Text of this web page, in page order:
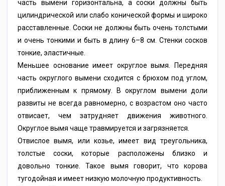
часть вымени горизонтальна, а соски должны быть
цилиндрической или слабо конической формы и широко
расставленные. Соски не должны быть очень толстыми
и очень тонкими и быть в длину 6–8 см. Стенки сосков
тонкие, эластичные.
Меньшее основание имеет округлое вымя. Передняя
часть округлого вымени сходится с брюхом под углом,
приближенным к прямому. В округлом вымени доли
развиты не всегда равномерно, с возрастом оно часто
отвисает, чем затрудняет движения животного.
Округлое вымя чаще травмируется и загрязняется.
Отвислое вымя, или козье, имеет вид треугольника,
толстые соски, которые расположены близко и
довольно тонкие. Такое вымя говорит, что корова
тугодойная и имеет низкую молочную продуктивность.